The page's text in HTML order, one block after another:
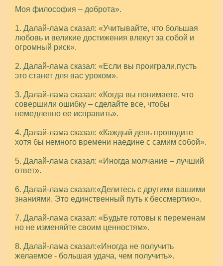
Моя философия – доброта».
1. Далай-лама сказал: «Учитывайте, что большая
любовь и великие достижения влекут за собой и
огромный риск».
2. Далай-лама сказал: «Если вы проиграли,пусть
это станет для вас уроком».
3. Далай-лама сказал: «Когда вы понимаете, что
совершили ошибку – сделайте все, чтобы
немедленно ее исправить».
4. Далай-лама сказал: «Каждый день проводите
хотя бы немного времени наедине с самим собой».
5. Далай-лама сказал: «Иногда молчание – лучший
ответ».
6. Далай-лама сказал:«Делитесь с другими вашими
знаниями. Это единственный путь к бессмертию».
7. Далай-лама сказал: «Будьте готовы к переменам
но не изменяйте своим ценностям».
8. Далай-лама сказал:«Иногда не получить
желаемое - большая удача, чем получить».